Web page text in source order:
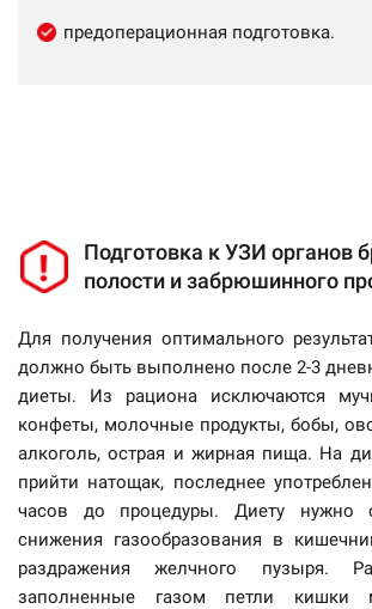
предоперационная подготовка.
Подготовка к УЗИ органов
полости и забрюшинного
Для получения оптимального
должно быть выполнено после 2-3
диеты. Из рациона исключаются
конфеты, молочные продукты, бобы,
алкоголь, острая и жирная пища. На
прийти натощак, последнее
часов до процедуры. Диету нужно
снижения газообразования в
раздражения желчного пузыря.
заполненные газом петли кишки